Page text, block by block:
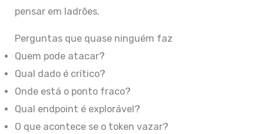
pensar em ladrões.
Perguntas que quase ninguém faz
Quem pode atacar?
Qual dado é crítico?
Onde está o ponto fraco?
Qual endpoint é explorável?
O que acontece se o token vazar?